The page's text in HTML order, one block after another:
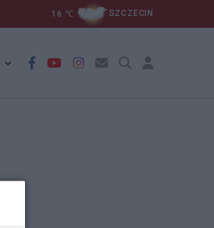
16 ℃ SZCZECIN